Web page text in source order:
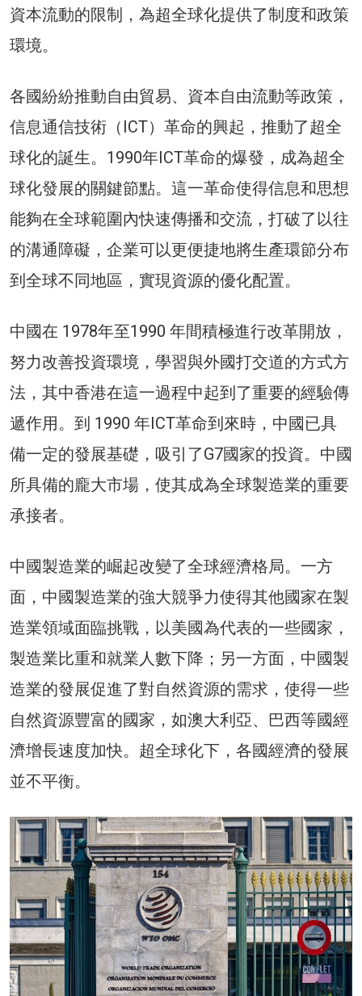
資本流動的限制，為超全球化提供了制度和政策
環境。
各國紛紛推動自由貿易、資本自由流動等政策，
信息通信技術（ICT）革命的興起，推動了超全
球化的誕生。1990年ICT革命的爆發，成為超全
球化發展的關鍵節點。這一革命使得信息和思想
能夠在全球範圍內快速傳播和交流，打破了以往
的溝通障礙，企業可以更便捷地將生產環節分布
到全球不同地區，實現資源的優化配置。
中國在 1978年至1990 年間積極進行改革開放，
努力改善投資環境，學習與外國打交道的方式方
法，其中香港在這一過程中起到了重要的經驗傳
遞作用。到 1990 年ICT革命到來時，中國已具
備一定的發展基礎，吸引了G7國家的投資。中國
所具備的龐大市場，使其成為全球製造業的重要
承接者。
中國製造業的崛起改變了全球經濟格局。一方
面，中國製造業的強大競爭力使得其他國家在製
造業領域面臨挑戰，以美國為代表的一些國家，
製造業比重和就業人數下降；另一方面，中國製
造業的發展促進了對自然資源的需求，使得一些
自然資源豐富的國家，如澳大利亞、巴西等國經
濟增長速度加快。超全球化下，各國經濟的發展
並不平衡。